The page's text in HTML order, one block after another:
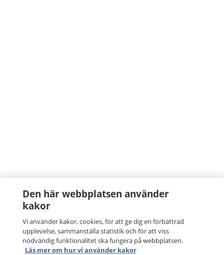
Den här webbplatsen använder
kakor
Vi använder kakor, cookies, för att ge dig en förbättrad
upplevelse, sammanställa statistik och för att viss
nödvändig funktionalitet ska fungera på webbplatsen.
Läs mer om hur vi använder kakor